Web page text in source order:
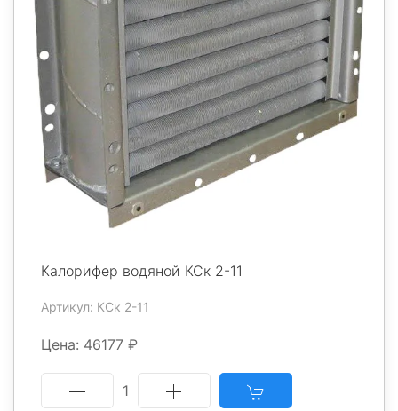
Калорифер водяной КСк 2-11
Артикул: КСк 2-11
Цена: 46177 ₽
1